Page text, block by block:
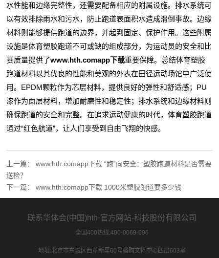
水性能和边缘完整性，还需要配备相应的附属设施。排水系统可
以有效排除雨水和污水，防止跑道表面积水造成滑倒事故。边缘
材料则能够提供跑道的边界，并起到固定、保护作用。这些附属
设施是体育塑胶跑道不可或缺的组成部分，为运动员的安全和比
赛质量提供了www.hth.comapp下载重要保障。总结体育塑胶
跑道材料以其优良的性能和美观的外表在田径运动场馆中广泛使
用。EPDM颗粒作为芯层材料，提供良好的弹性和舒适感；PU
漆作为面层材料，增加耐磨性和稳定性；排水系统和边缘材料则
确保跑道的安全和完整。在追求运动健康的时代，体育塑胶跑道
通过“红色航道”，让人们享受到自由飞翔的快感。
上一篇：www.hth.comapp下载 “跑”向安全：塑胶跑道材料是否需要
送检？
下一篇：www.hth.comapp下载 1000米塑胶跑道要多少钱
联系华体会(中国)hth·官方网站-科技股份有限公司
全国400热线:400-0069-096
地址:北京市东城区西革新里60号盛购文体中心四层603室